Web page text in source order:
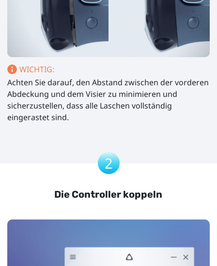
WICHTIG:
Achten Sie darauf, den Abstand zwischen der vorderen
Abdeckung und dem Visier zu minimieren und
sicherzustellen, dass alle Laschen vollständig
eingerastet sind.
2
Die Controller koppeln